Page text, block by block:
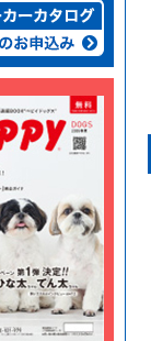
ペピイマジカルシーツ
（中厚型ペットシー
ツ）